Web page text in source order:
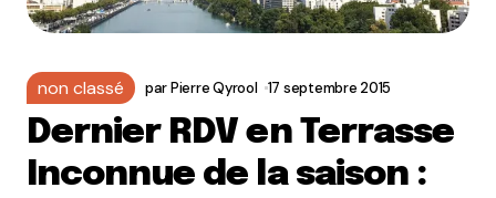
non classé parPierre Qyrool 17 septembre 2015
Dernier RDV en Terrasse
Inconnue de la saison :